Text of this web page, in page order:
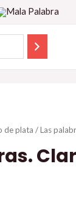
de plata / Las